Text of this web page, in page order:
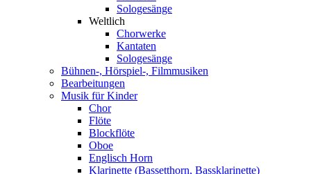
Sologesänge
Weltlich
Chorwerke
Kantaten
Sologesänge
Bühnen-, Hörspiel-, Filmmusiken
Bearbeitungen
Musik für Kinder
Chor
Flöte
Blockflöte
Oboe
Englisch Horn
Klarinette (Bassetthorn, Bassklarinette)